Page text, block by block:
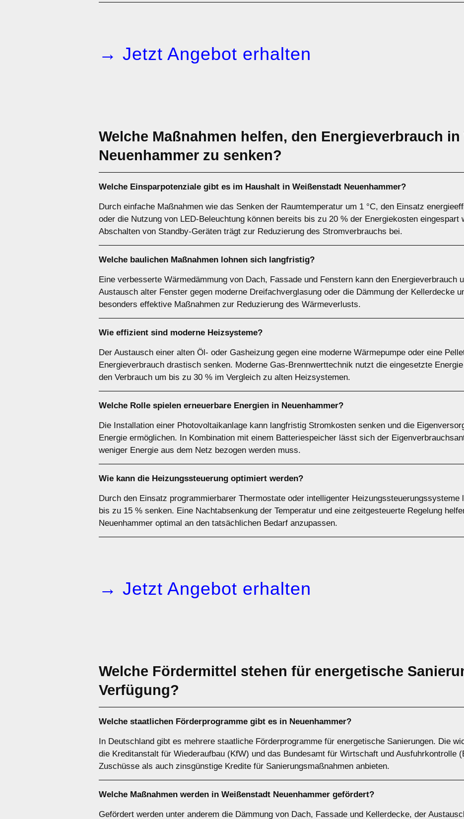
→ Jetzt Angebot erhalten
Welche Maßnahmen helfen, den Energieverbrauch
Neuenhammer zu senken?
Welche Einsparpotenziale gibt es im Haushalt in Weißenstadt Neuenhammer?
Durch einfache Maßnahmen wie das Senken der Raumtemperatur um 1 °C, den Einsatz
oder die Nutzung von LED-Beleuchtung können bereits bis zu 20 % der Energiekosten eingespart
Abschalten von Standby-Geräten trägt zur Reduzierung des Stromverbrauchs bei.
Welche baulichen Maßnahmen lohnen sich langfristig?
Eine verbesserte Wärmedämmung von Dach, Fassade und Fenstern kann den Energieverbrauch
Austausch alter Fenster gegen moderne Dreifachverglasung oder die Dämmung der Kellerdecke
besonders effektive Maßnahmen zur Reduzierung des Wärmeverlusts.
Wie effizient sind moderne Heizsysteme?
Der Austausch einer alten Öl- oder Gasheizung gegen eine moderne Wärmepumpe oder eine
Energieverbrauch drastisch senken. Moderne Gas-Brennwerttechnik nutzt die eingesetzte
den Verbrauch um bis zu 30 % im Vergleich zu alten Heizsystemen.
Welche Rolle spielen erneuerbare Energien in Neuenhammer?
Die Installation einer Photovoltaikanlage kann langfristig Stromkosten senken und die
Energie ermöglichen. In Kombination mit einem Batteriespeicher lässt sich der
weniger Energie aus dem Netz bezogen werden muss.
Wie kann die Heizungssteuerung optimiert werden?
Durch den Einsatz programmierbarer Thermostate oder intelligenter
bis zu 15 % senken. Eine Nachtabsenkung der Temperatur und eine zeitgesteuerte Regelung
Neuenhammer optimal an den tatsächlichen Bedarf anzupassen.
→ Jetzt Angebot erhalten
Welche Fördermittel stehen für energetische
Verfügung?
Welche staatlichen Förderprogramme gibt es in Neuenhammer?
In Deutschland gibt es mehrere staatliche Förderprogramme für energetische Sanierungen. Die
die Kreditanstalt für Wiederaufbau (KfW) und das Bundesamt für Wirtschaft und Ausfuhrkontrolle
Zuschüsse als auch zinsgünstige Kredite für Sanierungsmaßnahmen anbieten.
Welche Maßnahmen werden in Weißenstadt Neuenhammer gefördert?
Gefördert werden unter anderem die Dämmung von Dach, Fassade und Kellerdecke, der